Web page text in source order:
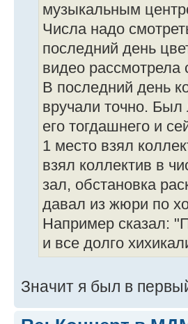
музыкальным
Числа надо
последний день
видео рассмотрела
В последний день
вручали точно. Был
его тогдашнего и
1 место взял
взял коллектив в
зал, обстановка
давал из жюри по
Например сказал:
и все долго
Значит я был в